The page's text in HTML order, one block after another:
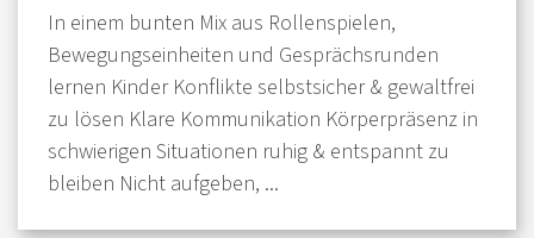
In einem bunten Mix aus Rollenspielen,
Bewegungseinheiten und Gesprächsrunden
lernen Kinder Konflikte selbstsicher & gewaltfrei
zu lösen Klare Kommunikation Körperpräsenz in
schwierigen Situationen ruhig & entspannt zu
bleiben Nicht aufgeben, ...